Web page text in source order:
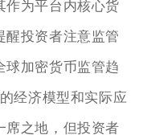
作为平台内核心货
醒投资者注意监管
球加密货币监管趋
经济模型和实际应
席之地，但投资者